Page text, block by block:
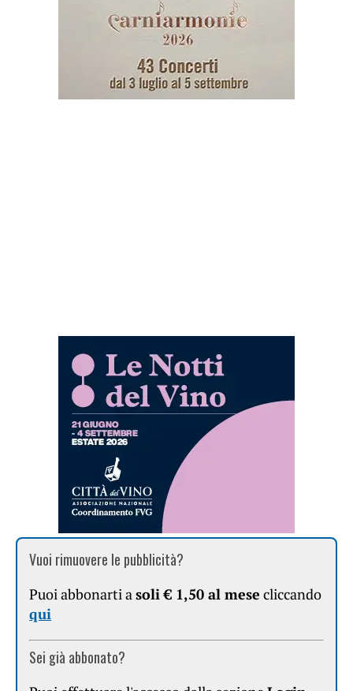
Vuoi rimuovere le pubblicità?
Puoi abbonarti asoli € 1,50 al mese cliccando
qui
Sei già abbonato?